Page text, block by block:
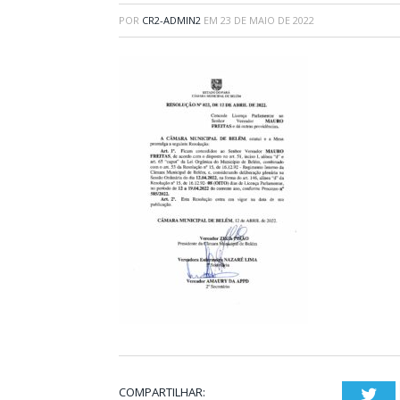
POR CR2-ADMIN2 EM 23 DE MAIO DE 2022
COMPARTILHAR: